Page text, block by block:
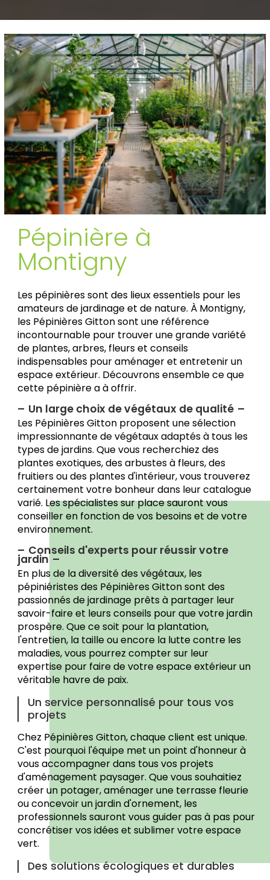
Pépinière à
Montigny
Les pépinières sont des lieux essentiels pour les
amateurs de jardinage et de nature. À Montigny,
les Pépinières Gitton sont une référence
incontournable pour trouver une grande variété
de plantes, arbres, fleurs et conseils
indispensables pour aménager et entretenir un
espace extérieur. Découvrons ensemble ce que
cette pépinière a à offrir.
Un large choix de végétaux de qualité
Les Pépinières Gitton proposent une sélection
impressionnante de végétaux adaptés à tous les
types de jardins. Que vous recherchiez des
plantes exotiques, des arbustes à fleurs, des
fruitiers ou des plantes d'intérieur, vous trouverez
certainement votre bonheur dans leur catalogue
varié. Les spécialistes sur place sauront vous
conseiller en fonction de vos besoins et de votre
environnement.
Conseils d'experts pour réussir votre
jardin
En plus de la diversité des végétaux, les
pépiniéristes des Pépinières Gitton sont des
passionnés de jardinage prêts à partager leur
savoir-faire et leurs conseils pour que votre jardin
prospère. Que ce soit pour la plantation,
l'entretien, la taille ou encore la lutte contre les
maladies, vous pourrez compter sur leur
expertise pour faire de votre espace extérieur un
véritable havre de paix.
Un service personnalisé pour tous vos
projets
Chez Pépinières Gitton, chaque client est unique.
C'est pourquoi l'équipe met un point d'honneur à
vous accompagner dans tous vos projets
d'aménagement paysager. Que vous souhaitiez
créer un potager, aménager une terrasse fleurie
ou concevoir un jardin d'ornement, les
professionnels sauront vous guider pas à pas pour
concrétiser vos idées et sublimer votre espace
vert.
Des solutions écologiques et durables